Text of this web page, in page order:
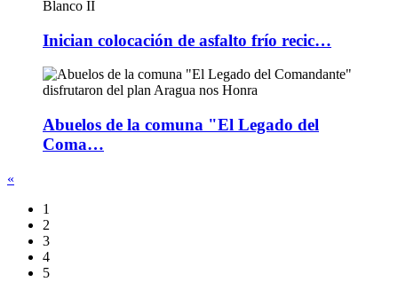
Inician colocación de asfalto frío recic…
Abuelos de la comuna "El Legado del
Coma…
«
1
2
3
4
5